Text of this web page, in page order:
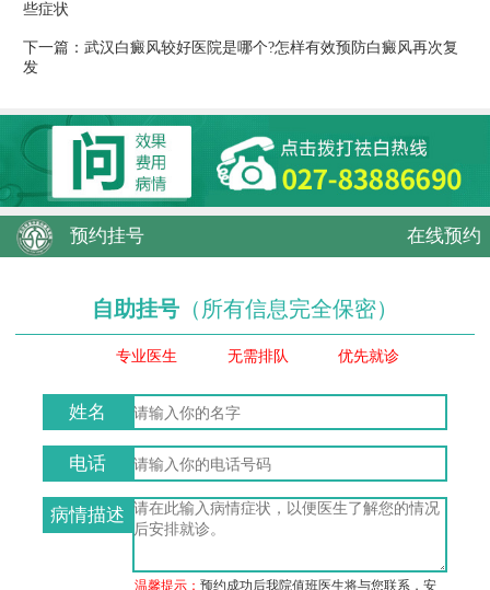
些症状
下一篇： 武汉白癜风较好医院是哪个?怎样有效预防白癜风再次复
发
预约挂号 在线预约
自助挂号 （所有信息完全保密）
专业医生 无需排队 优先就诊
姓名
电话
病情描述
温馨提示：预约成功后我院值班医生将与您联系，安